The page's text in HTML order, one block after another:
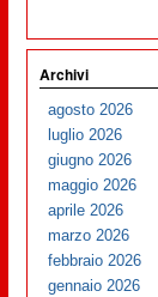
Archivi
agosto 2026
luglio 2026
giugno 2026
maggio 2026
aprile 2026
marzo 2026
febbraio 2026
gennaio 2026